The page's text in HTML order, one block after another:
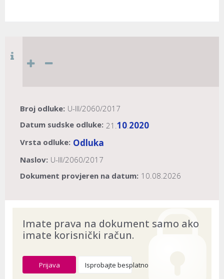
Broj odluke: U-III/2060/2017
Datum sudske odluke: 21.10.2020
Vrsta odluke: Odluka
Naslov: U-III/2060/2017
Dokument provjeren na datum: 10.08.2026
Imate prava na dokument samo ako
imate korisnički račun.
Prijava Isprobajte besplatno